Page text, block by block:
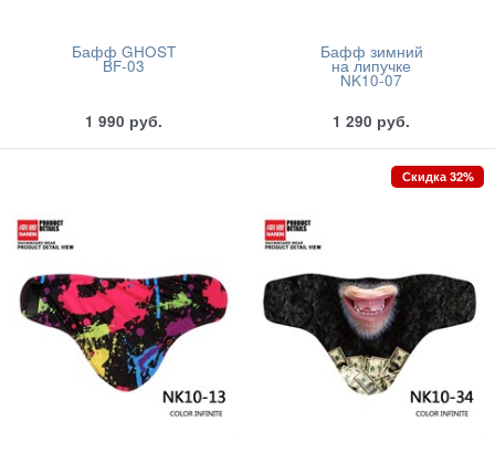
Бафф GHOST
BF-03
1 990 руб.
Бафф зимний
на липучке
NK10-07
1 290 руб.
Скидка 32%